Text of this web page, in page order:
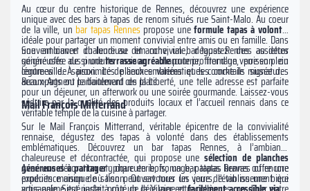
Au cœur du centre historique de Rennes, découvrez une expérience
unique avec des bars à tapas de renom situés rue Saint-Malo. Au coeur
de la ville, un bar tapas Rennes propose uneformule tapas à volonté,
idéale pour partager un moment convivial entre amis ou en famille. Dans
une ambiance chaleureuse et conviviale, dégustez des assiettes
généreuses de produits maison : charcuterie, fromage, poisson ou
légumes de saison. Les planches variées et les cocktails signatures
accompagnent parfaitement ces plats.
Souvent ouvert du lundi au dimanche, un bar tapas Rennes au décor
soigné offre aussi uneterrasse agréablepour profiter d’un verre en plein
centre-ville. À proximité de lieux emblématiques comme le musée des
Beaux-Arts ou le boulevard de la Liberté, une telle adresse est parfaite
pour un déjeuner, un afterwork ou une soirée gourmande. Laissez-vous
séduire par la qualité des produits locaux et l’accueil rennais dans ce
véritable temple de la cuisine à partager.
Mail François Mitterrand
Sur le Mail François Mitterrand, véritable épicentre de la convivialité
rennaise, dégustez des tapas à volonté dans des établissements
emblématiques. Découvrez un bar tapas Rennes, à l’ambiance
chaleureuse et décontractée, qui propose une sélection de planches
généreuses à partager: charcuterie, fromage, patatas bravas ou encore
produits maison de saison. Ouvert tous les jours, l'établissement qui
Avec une décoration atypique en bois, un bar tapas Rennes offre une
expérience unique où l’on peut savourer un verre de vin ou une bière